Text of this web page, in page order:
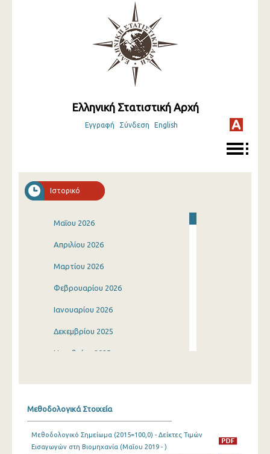
Ελληνική Στατιστική Αρχή
Εγγραφή Σύνδεση English
Ιστορικό
Μαΐου 2026
Απριλίου 2026
Μαρτίου 2026
Φεβρουαρίου 2026
Ιανουαρίου 2026
Δεκεμβρίου 2025
Νοεμβρίου 2025
Ιουλίου 2025
Μεθοδολογικά Στοιχεία
Μεθοδολογικό Σημείωμα (2015=100,0) - Δείκτες Τιμών
Εισαγωγών στη Βιομηχανία (Μαΐου 2019 - )